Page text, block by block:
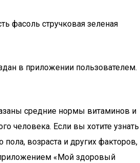
фасоль стручковая зеленая
в приложении пользователем.
средние нормы витаминов и
человека. Если вы хотите узнать
возраста и других факторов,
«Мой здоровый